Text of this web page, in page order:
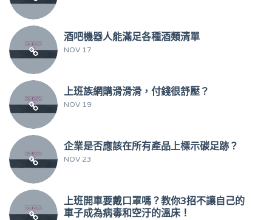
酒吧機器人能滿足各種酒類清單
NOV 17
上班族網購滑滑滑，付錢很舒壓？
NOV 19
企業是否應該在所有產品上標示碳足跡？
NOV 23
上班開車要戴口罩嗎？教你3招不讓自己的
車子成為病毒和空汙的溫床！